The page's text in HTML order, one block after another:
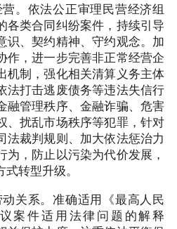
依法公正审理民营经济组
各类合同纠纷案件，持续引导
识、契约精神、守约观念。加
作，进一步完善非正常经营企
机制，强化相关清算义务主体
法打击逃废债务等违法失信行
融管理秩序、金融诈骗、危害
、扰乱市场秩序等犯罪，针对
法裁判规则、加大依法惩治力
为，防止以污染为代价发展，
转型升级。
关系。准确适用《最高人民
案件适用法律问题的解释